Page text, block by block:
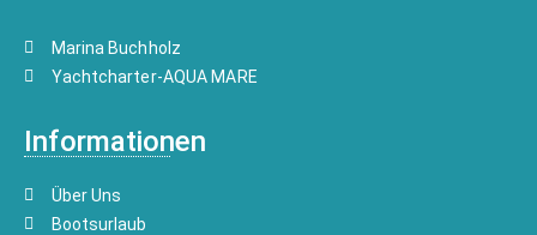
Marina Buchholz
Yachtcharter-AQUA MARE
Informationen
Über Uns
Bootsurlaub